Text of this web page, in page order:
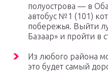
полуострова — в
автобус №1 (101)
побережья. Выйти
Базаар» и пройти в
Из любого района
это будет самый